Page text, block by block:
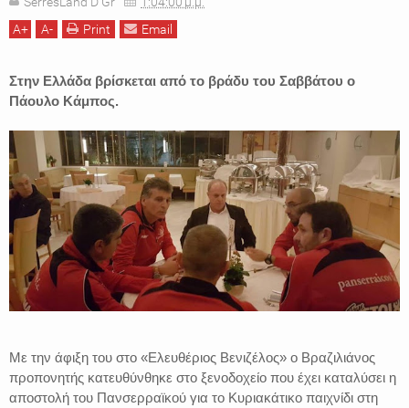
A+ A- Print Email
Στην Ελλάδα βρίσκεται από το βράδυ του Σαββάτου ο
Πάουλο Κάμπος.
Με την άφιξη του στο «Ελευθέριος Βενιζέλος» ο Βραζιλιάνος
προπονητής κατευθύνθηκε στο ξενοδοχείο που έχει καταλύσει η
αποστολή του Πανσερραϊκού για το Κυριακάτικο παιχνίδι στη